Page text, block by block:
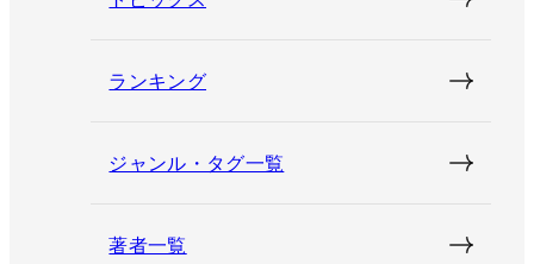
ランキング
ジャンル・タグ一覧
著者一覧